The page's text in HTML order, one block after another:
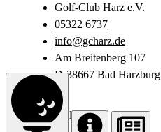
Golf-Club Harz e.V.
05322 6737
info@gcharz.de
Am Breitenberg 107
D-38667 Bad Harzburg
Vorgabentabelle